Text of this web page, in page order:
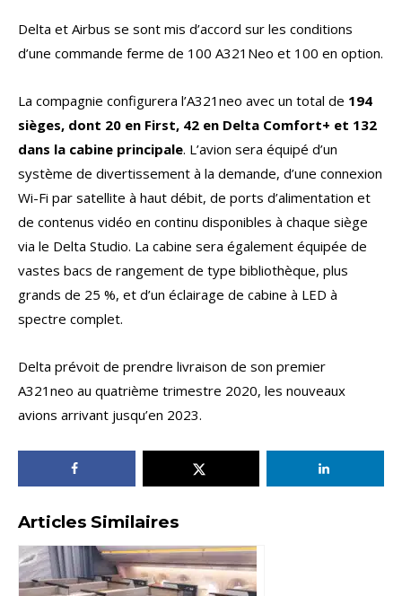
Delta et Airbus se sont mis d’accord sur les conditions
d’une commande ferme de 100 A321Neo et 100 en option.
La compagnie configurera l’A321neo avec un total de 194
sièges, dont 20 en First, 42 en Delta Comfort+ et 132
dans la cabine principale. L’avion sera équipé d’un
système de divertissement à la demande, d’une connexion
Wi-Fi par satellite à haut débit, de ports d’alimentation et
de contenus vidéo en continu disponibles à chaque siège
via le Delta Studio. La cabine sera également équipée de
vastes bacs de rangement de type bibliothèque, plus
grands de 25 %, et d’un éclairage de cabine à LED à
spectre complet.
Delta prévoit de prendre livraison de son premier
A321neo au quatrième trimestre 2020, les nouveaux
avions arrivant jusqu’en 2023.
Articles Similaires